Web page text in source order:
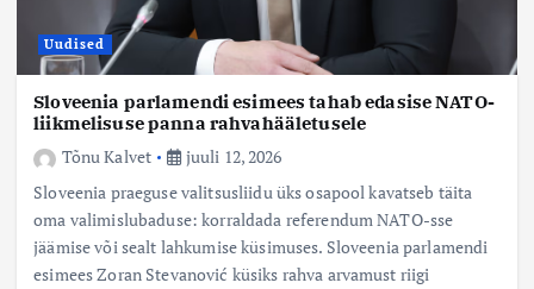
Uudised
Sloveenia parlamendi esimees tahab edasise NATO-
liikmelisuse panna rahvahääletusele
Tõnu Kalvet
juuli 12, 2026
Sloveenia praeguse valitsusliidu üks osapool kavatseb täita
oma valimislubaduse: korraldada referendum NATO-sse
jäämise või sealt lahkumise küsimuses. Sloveenia parlamendi
esimees Zoran Stevanović küsiks rahva arvamust riigi